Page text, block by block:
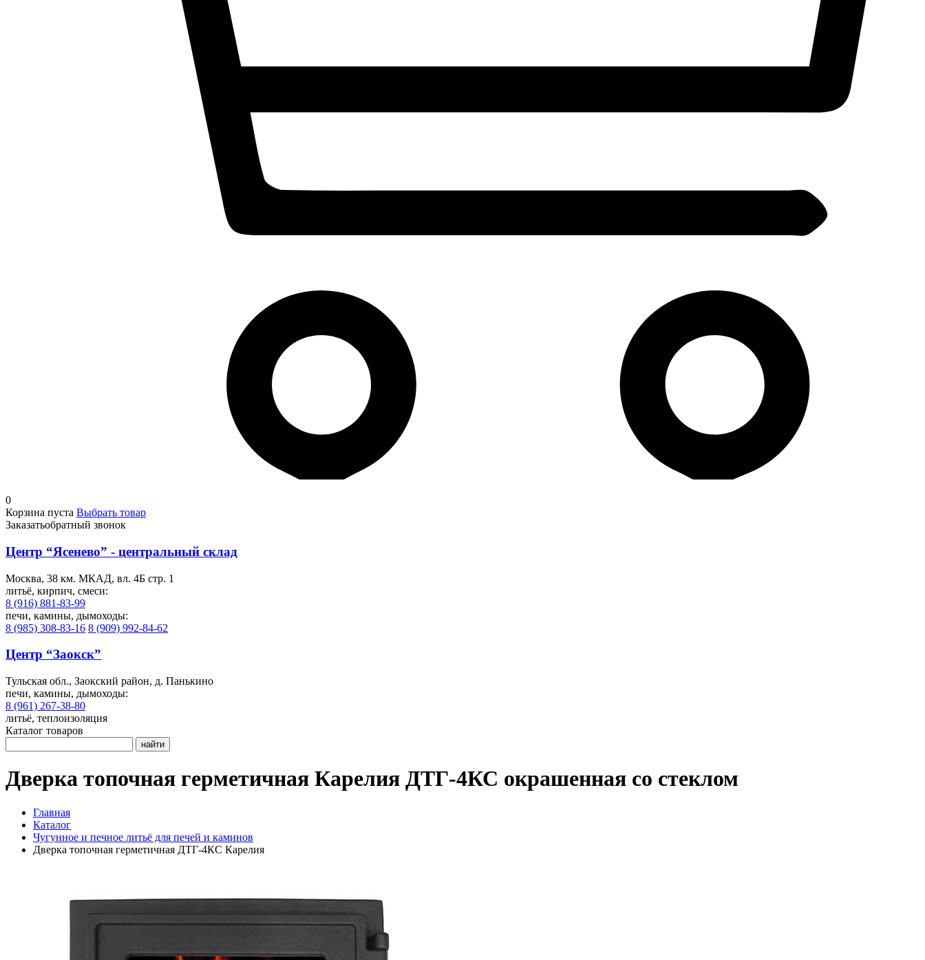
0
Корзина пуста Выбрать товар
Заказатьобратный звонок
Центр “Ясенево” - центральный склад
Москва, 38 км. МКАД, вл. 4Б стр. 1
литьё, кирпич, смеси:
8 (916) 881-83-99
печи, камины, дымоходы:
8 (985) 308-83-16 8 (909) 992-84-62
Центр “Заокск”
Тульская обл., Заокский район, д. Панькино
печи, камины, дымоходы:
8 (961) 267-38-80
литьё, теплоизоляция
Каталог товаров
найти
Дверка топочная герметичная Карелия ДТГ-4КС окрашенная со стеклом
Главная
Каталог
Чугунное и печное литьё для печей и каминов
Дверка топочная герметичная ДТГ-4КС Карелия